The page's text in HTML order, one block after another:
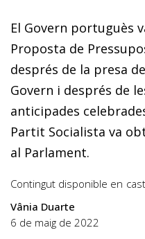
El Govern portuguès
Proposta de
després de la presa
Govern i després de
anticipades
Partit Socialista va
al Parlament.
Contingut disponible en
Vânia Duarte
6 de maig de 2022